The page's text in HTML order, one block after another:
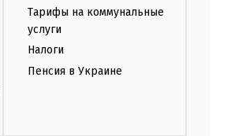
Тарифы на коммунальные
услуги
Налоги
Пенсия в Украине